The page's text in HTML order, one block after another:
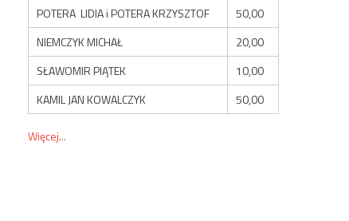
POTERA LIDIA i POTERA KRZYSZTOF
50,00
NIEMCZYK MICHAŁ
20,00
SŁAWOMIR PIĄTEK
10,00
KAMIL JAN KOWALCZYK
50,00
Więcej...